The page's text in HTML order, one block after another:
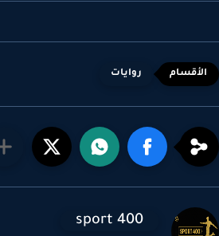
روايات
sport 400